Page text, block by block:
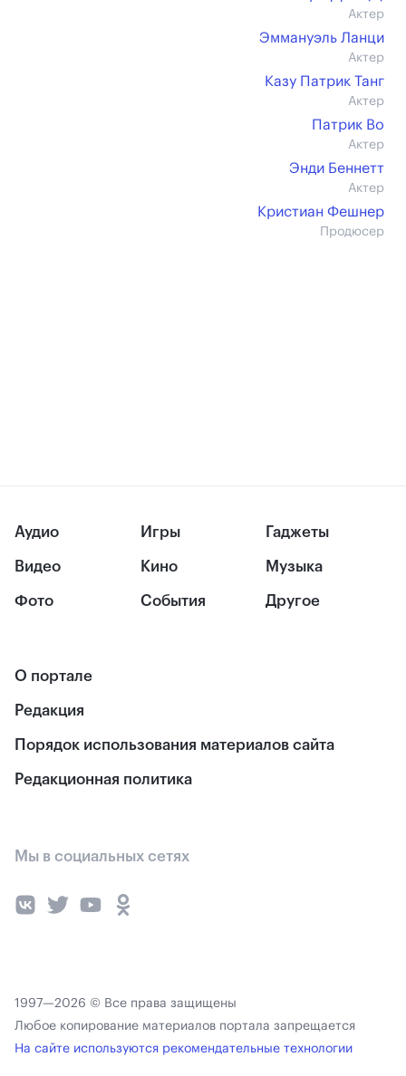
Актер
Эммануэль Ланци
Актер
Казу Патрик Танг
Актер
Патрик Во
Актер
Энди Беннетт
Актер
Кристиан Фешнер
Продюсер
Аудио
Видео
Фото
Игры
Кино
События
Гаджеты
Музыка
Другое
О портале
Редакция
Порядок использования материалов сайта
Редакционная политика
Мы в социальных сетях
1997—2026 © Все права защищены
Любое копирование материалов портала запрещается
На сайте используются рекомендательные технологии